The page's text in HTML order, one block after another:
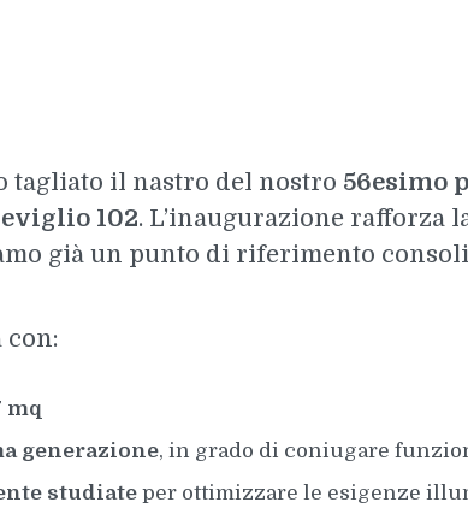
tagliato il nastro del nostro 56esimo
102. L’inaugurazione rafforza
già un punto di riferimento
con:
mq
generazione, in grado di coniugare
studiateper ottimizzare le esigenze